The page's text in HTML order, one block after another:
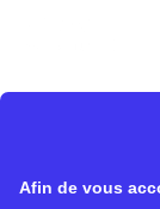
Afin de vous
Grip